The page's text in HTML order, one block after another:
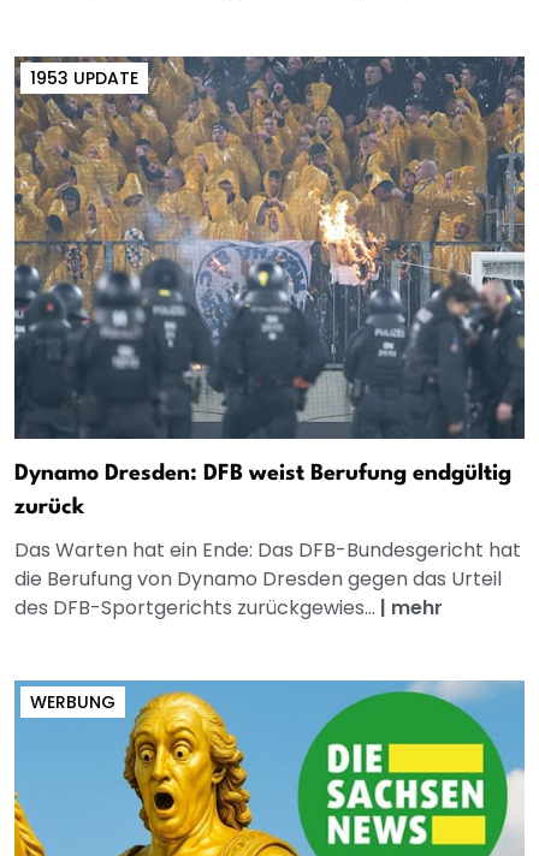
1953 UPDATE
Dynamo Dresden: DFB weist Berufung endgültig
zurück
Das Warten hat ein Ende: Das DFB-Bundesgericht hat
die Berufung von Dynamo Dresden gegen das Urteil
des DFB-Sportgerichts zurückgewies... | mehr
WERBUNG